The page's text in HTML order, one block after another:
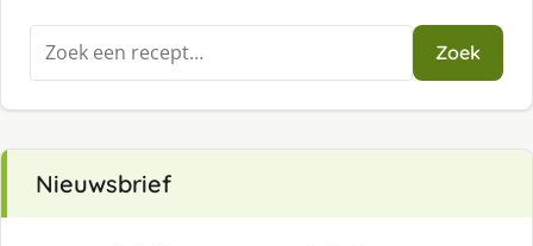
Zoeken
naar:
Zoek
Nieuwsbrief